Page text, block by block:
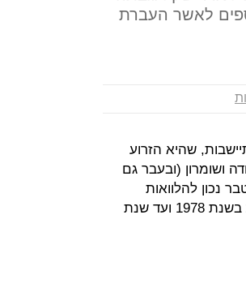
הכספים לאשר העברת
שהיא הזרוע
ושומרון (ובעבר גם
נכון להלוואות
שחילקה החטיבה להתיישבות מאז שנקבעו תנאי ההלוואות בשנת 1978 ועד שנת